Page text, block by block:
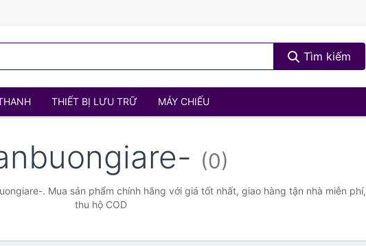
Tìm kiếm
THIẾT BỊ LƯU TRỮ MÁY CHIẾU
(0)
. Mua sản phẩm chính hãng với giá tốt nhất, giao hàng tận nhà miễn phí,
thu hộ COD